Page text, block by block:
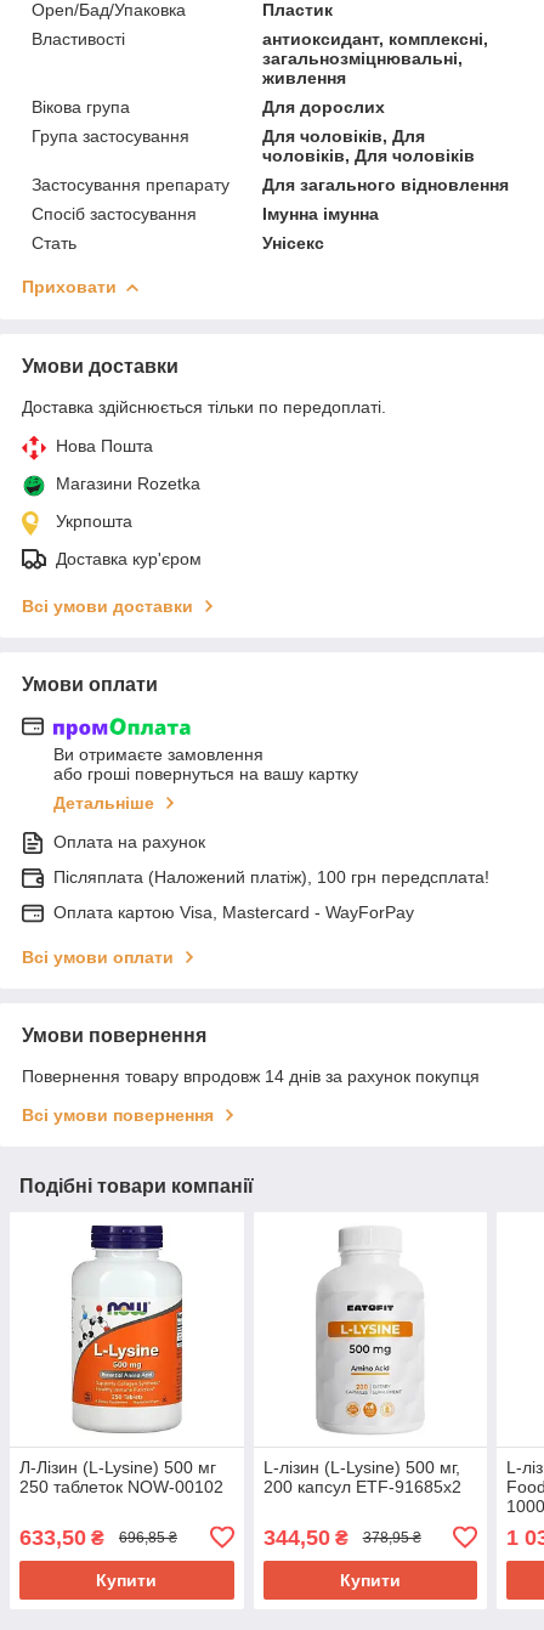
Open/Бад/Упаковка
Пластик
Властивості
антиоксидант, комплексні,
загальнозміцнювальні,
живлення
Вікова група
Для дорослих
Група застосування
Для чоловіків, Для
чоловіків, Для чоловіків
Застосування препарату
Для загального відновлення
Спосіб застосування
Імунна імунна
Стать
Унісекс
Приховати
Умови доставки
Доставка здійснюється тільки по передоплаті.
Нова Пошта
Магазини Rozetka
Укрпошта
Доставка кур'єром
Всі умови доставки
Умови оплати
Ви отримаєте замовлення
або гроші повернуться на вашу картку
Детальніше
Оплата на рахунок
Післяплата (Наложений платіж), 100 грн передсплата!
Оплата картою Visa, Mastercard - WayForPay
Всі умови оплати
Умови повернення
Повернення товару впродовж 14 днів за рахунок покупця
Всі умови повернення
Подібні товари компанії
Л-Лізин (L-Lysine) 500 мг
250 таблеток NOW-00102
633,50 ₴ 696,85 ₴
Купити
L-лізин (L-Lysine) 500 мг,
200 капсул ETF-91685х2
344,50₴ 378,95 ₴
Купити
L-
1